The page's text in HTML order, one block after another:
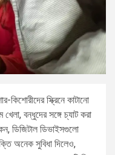
কিশোরীদের স্ক্রিনে কাটানো
বন্ধুদের সঙ্গে চ্যাট করা
ডিজিটাল ডিভাইসগুলো
অনেক সুবিধা দিলেও,